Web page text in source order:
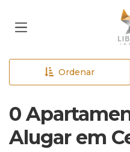
Ordenar
0
Alugar em